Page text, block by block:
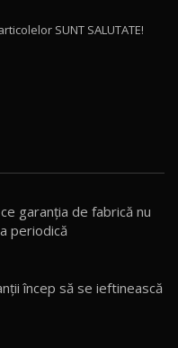
luxul / AutoBlog.MD
să se întoarcă după el
SUNT SALUTATE!
garanția de fabrică nu
periodică
încep să se ieftinească